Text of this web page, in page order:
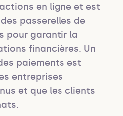
en ligne et est
passerelles de
pour garantir la
financières. Un
paiements est
entreprises
et que les clients